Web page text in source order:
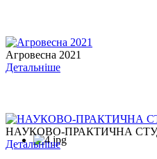
Агровесна 2021
Детальніше
НАУКОВО-ПРАКТИЧНА
Детальніше